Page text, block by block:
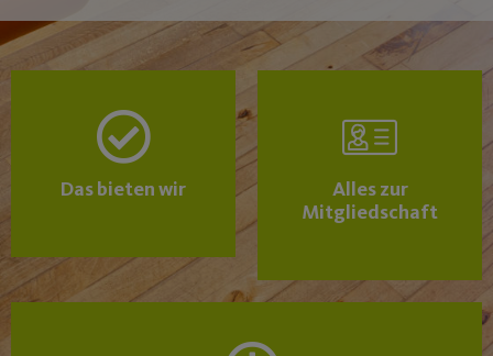
Das bieten wir
Alles zur
Mitgliedschaft